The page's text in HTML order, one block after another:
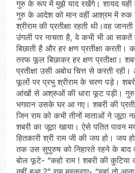
गुरु के रूप में मुझे याद रखेंगे। शायद यही
गुरु के आदेश को मान वहीं आश्रम में रुक
श्रीराम की प्रतीक्षा रहती थी।वह
उंगली पर नाचता है, वे कभी भी आ
बिछाती है और हर क्षण प्रतीक्षा
तरफ फूल बिछाकर हर क्षण प्रतीक्षा।
प्रतीक्षा उसी अबोध चित्त से करती
फूलों पर प्रभु श्रीराम के चरण पड़े।
आंखों से अश्रुओं की धारा फूट पड़ी।
भगवान उसके घर आ गए। शबरी की
जिन राम को कभी तीनों माताओं ने जूठा
शबरी का जूठा खाया। ऐसे पतित पावन
हितकारी श्री राम जी की जय हो। जय
तक उस सुपुरुष को निहारते रहने के बाद
बोल फूटे- “कहो राम ! शबरी की